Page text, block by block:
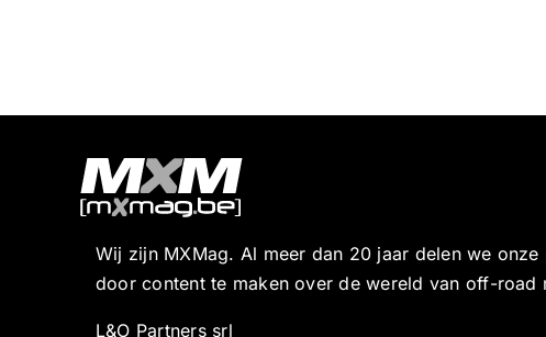
Wij zijn MXMag. Al meer dan 20 jaar delen we
door content te maken over de wereld van off-road
L&O Partners srl